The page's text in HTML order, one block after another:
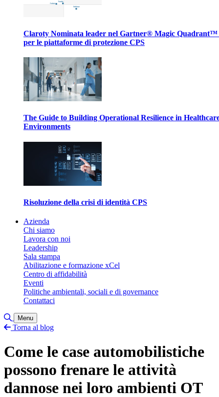
Claroty Nominata leader nel Gartner® Magic Quadrant™
per le piattaforme di protezione CPS
The Guide to Building Operational Resilience in
Environments
Risoluzione della crisi di identità CPS
Azienda
Chi siamo
Lavora con noi
Leadership
Sala stampa
Abilitazione e formazione xCel
Centro di affidabilità
Eventi
Politiche ambientali, sociali e di governance
Contattaci
Attiva/disattiva ricerca
Menu
Torna al blog
Come le case automobilistiche
possono frenare le attività
dannose nei loro ambienti OT